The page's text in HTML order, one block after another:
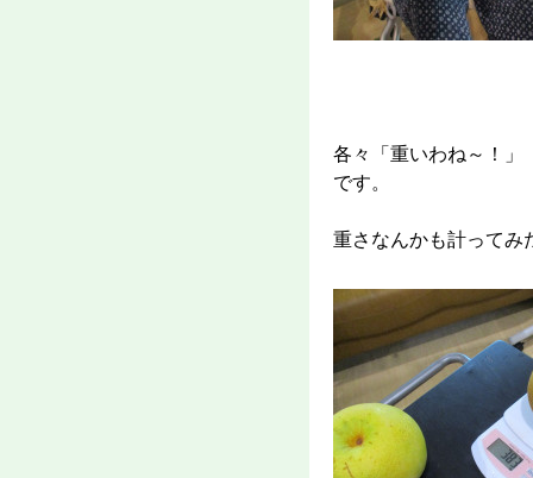
各々「重いわね～！」
です。
重さなんかも計ってみ